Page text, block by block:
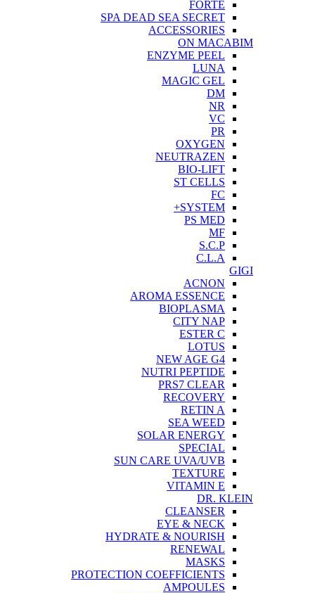
FORTE
SPA DEAD SEA SECRET
ACCESSORIES
ON MACABIM
ENZYME PEEL
LUNA
MAGIC GEL
DM
NR
VC
PR
OXYGEN
NEUTRAZEN
BIO-LIFT
ST CELLS
FC
SYSTEM+
PS MED
MF
S.C.P
C.L.A
GIGI
ACNON
AROMA ESSENCE
BIOPLASMA
CITY NAP
ESTER C
LOTUS
NEW AGE G4
NUTRI PEPTIDE
PRS7 CLEAR
RECOVERY
RETIN A
SEA WEED
SOLAR ENERGY
SPECIAL
SUN CARE UVA/UVB
TEXTURE
VITAMIN E
DR. KLEIN
CLEANSER
EYE & NECK
HYDRATE & NOURISH
RENEWAL
MASKS
PROTECTION COEFFICIENTS
AMPOULES